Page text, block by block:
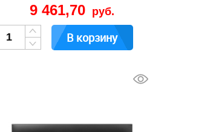
9 461,70 руб.
В корзину